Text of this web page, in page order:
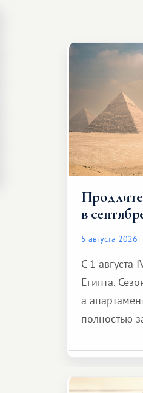
Продлите
в
5 августа 2026
С 1 августа
Египта.
а
полностью